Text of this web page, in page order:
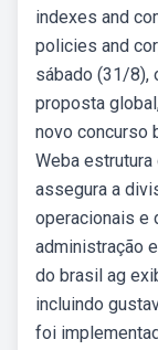
indexes and
policies and
sábado (31/8),
proposta
novo concurso
Weba estrutura
assegura a
operacionais e
administração
do brasil ag
incluindo
foi